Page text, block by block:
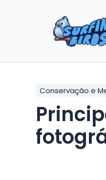
Conservação e